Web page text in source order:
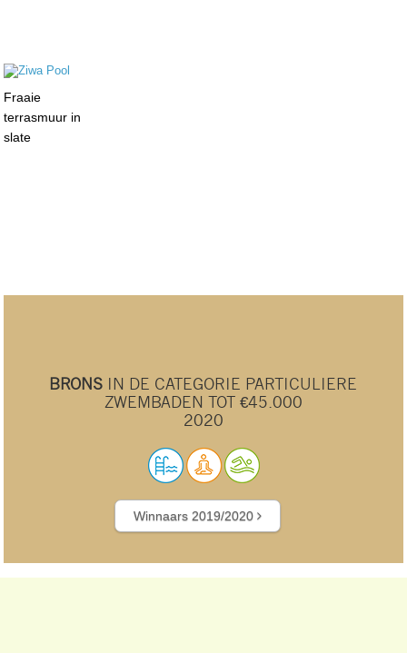
Fraaie
terrasmuur in
slate
BRONS IN DE CATEGORIE PARTICULIERE
ZWEMBADEN TOT €45.000
2020
Winnaars 2019/2020